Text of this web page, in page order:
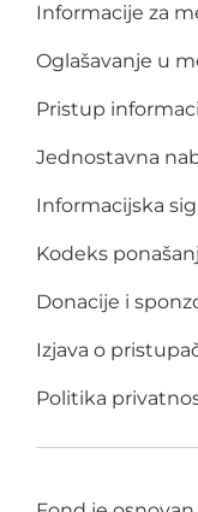
Informacije za
Oglašavanje u
Pristup
Jednostavna
Informacijska
Kodeks
Donacije i
Izjava o
Politika